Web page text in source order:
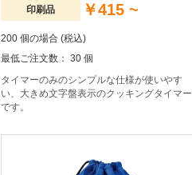
印刷品 ￥415 ~
200 個の場合 (税込)
最低ご注文数： 30 個
タイマーのみのシンプルな仕様が使いやす
い、大きめ文字盤表示のクッキングタイマー
です。